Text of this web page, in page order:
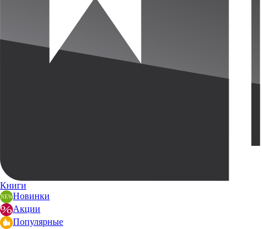
Книги
Новинки
Акции
Популярные